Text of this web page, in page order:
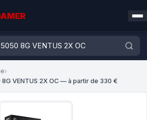
›
VENTUS 2X OC — à partir de 330 €